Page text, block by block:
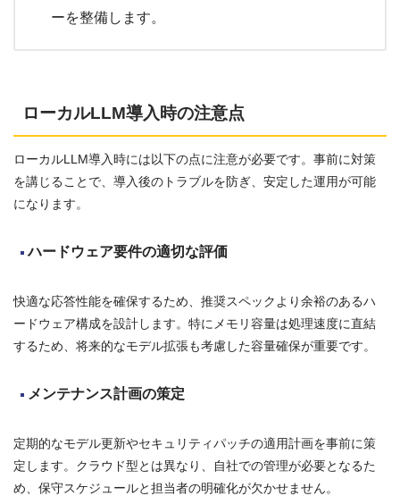
ーを整備します。
ローカルLLM導入時の注意点
ローカルLLM導入時には以下の点に注意が必要です。事前に対策
を講じることで、導入後のトラブルを防ぎ、安定した運用が可能
になります。
ハードウェア要件の適切な評価
快適な応答性能を確保するため、推奨スペックより余裕のあるハ
ードウェア構成を設計します。特にメモリ容量は処理速度に直結
するため、将来的なモデル拡張も考慮した容量確保が重要です。
メンテナンス計画の策定
定期的なモデル更新やセキュリティパッチの適用計画を事前に策
定します。クラウド型とは異なり、自社での管理が必要となるた
め、保守スケジュールと担当者の明確化が欠かせません。